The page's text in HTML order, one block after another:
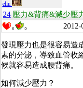
eliu
24 壓力&背痛&減少壓
0 0 2012-
發現壓力也是很容易造
素的分泌，導致血管收
候就容易造成腰背痛。
如何減少壓力？